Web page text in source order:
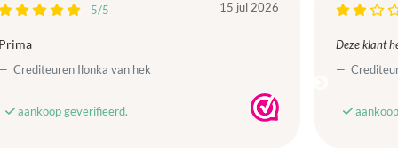
5/5 15 jul 2026
Crediteuren Ilonka van hek
aankoop geverifieerd.
Deze klant